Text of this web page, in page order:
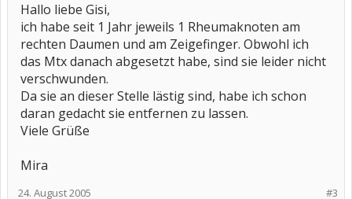
Hallo liebe Gisi,
ich habe seit 1 Jahr jeweils 1 Rheumaknoten am
rechten Daumen und am Zeigefinger. Obwohl ich
das Mtx danach abgesetzt habe, sind sie leider nicht
verschwunden.
Da sie an dieser Stelle lästig sind, habe ich schon
daran gedacht sie entfernen zu lassen.
Viele Grüße
Mira
#3
24. August 2005